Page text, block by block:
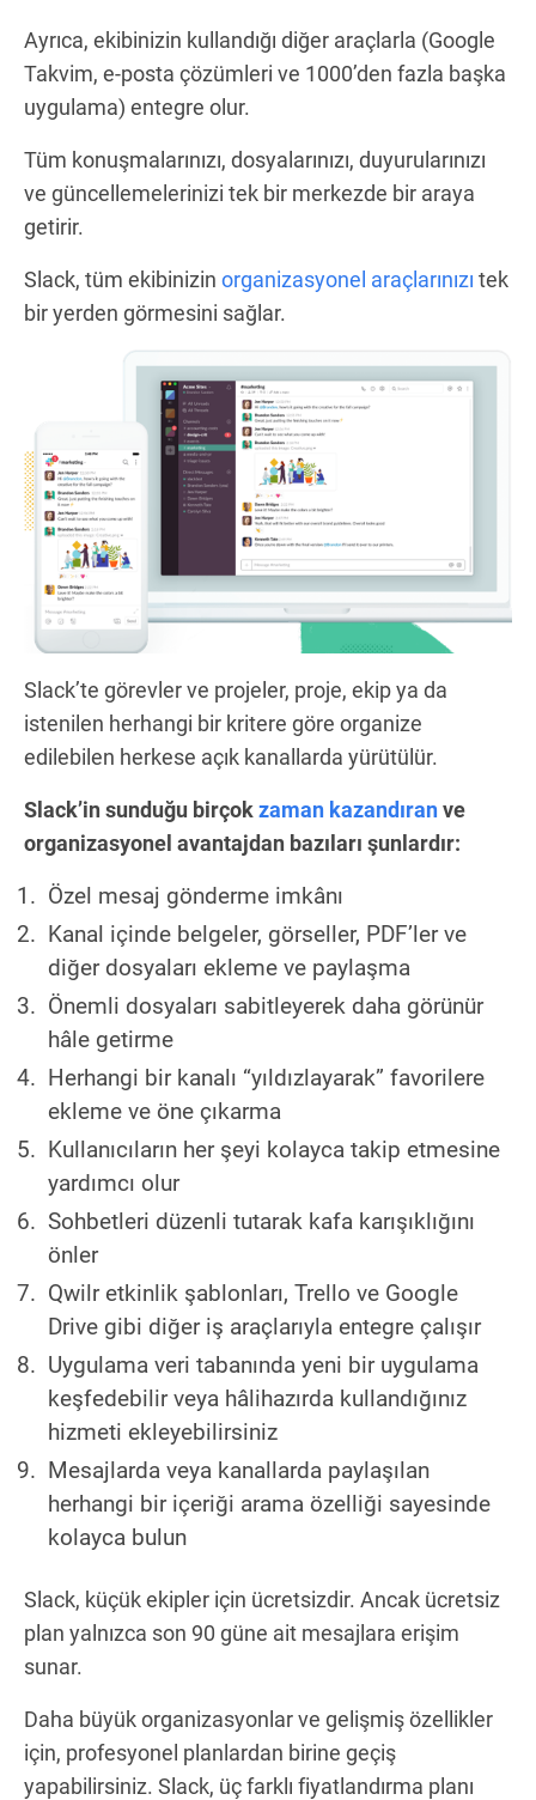
Ayrıca, ekibinizin kullandığı diğer araçlarla (Google
Takvim, e-posta çözümleri ve 1000’den fazla başka
uygulama) entegre olur.
Tüm konuşmalarınızı, dosyalarınızı, duyurularınızı
ve güncellemelerinizi tek bir merkezde bir araya
getirir.
Slack, tüm ekibinizin organizasyonel araçlarınızı tek
bir yerden görmesini sağlar.
Slack’te görevler ve projeler, proje, ekip ya da
istenilen herhangi bir kritere göre organize
edilebilen herkese açık kanallarda yürütülür.
Slack’in sunduğu birçokzaman kazandıranve
organizasyonel avantajdan bazıları şunlardır:
Özel mesaj gönderme imkânı
Kanal içinde belgeler, görseller, PDF’ler ve
diğer dosyaları ekleme ve paylaşma
Önemli dosyaları sabitleyerek daha görünür
hâle getirme
Herhangi bir kanalı “yıldızlayarak” favorilere
ekleme ve öne çıkarma
Kullanıcıların her şeyi kolayca takip etmesine
yardımcı olur
Sohbetleri düzenli tutarak kafa karışıklığını
önler
Qwilr etkinlik şablonları, Trello ve Google
Drive gibi diğer iş araçlarıyla entegre çalışır
Uygulama veri tabanında yeni bir uygulama
keşfedebilir veya hâlihazırda kullandığınız
hizmeti ekleyebilirsiniz
Mesajlarda veya kanallarda paylaşılan
herhangi bir içeriği arama özelliği sayesinde
kolayca bulun
Slack, küçük ekipler için ücretsizdir. Ancak ücretsiz
plan yalnızca son 90 güne ait mesajlara erişim
sunar.
Daha büyük organizasyonlar ve gelişmiş özellikler
için, profesyonel planlardan birine geçiş
yapabilirsiniz. Slack, üç farklı fiyatlandırma planı